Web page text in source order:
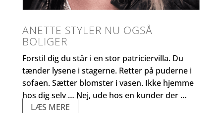
ANETTE STYLER NU OGSÅ
BOLIGER
Forstil dig du står i en stor patriciervilla. Du
tænder lysene i stagerne. Retter på puderne i
sofaen. Sætter blomster i vasen. Ikke hjemme
hos dig selv … Nej, ude hos en kunder der …
LÆS MERE